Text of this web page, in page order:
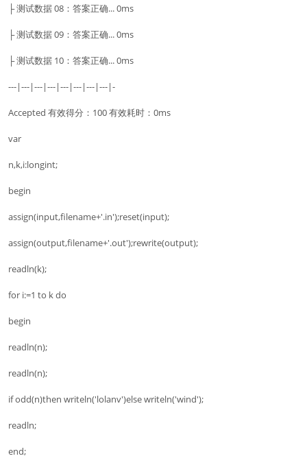
├ 测试数据 08：答案正确... 0ms
├ 测试数据 09：答案正确... 0ms
├ 测试数据 10：答案正确... 0ms
---|---|---|---|---|---|---|---|-
Accepted 有效得分：100 有效耗时：0ms
var
n,k,i:longint;
begin
assign(input,filename+'.in');reset(input);
assign(output,filename+'.out');rewrite(output);
readln(k);
for i:=1 to k do
begin
readln(n);
readln(n);
if odd(n)then writeln('lolanv')else writeln('wind');
readln;
end;